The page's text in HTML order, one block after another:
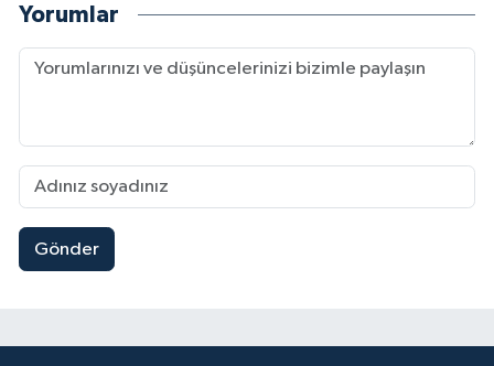
Yorumlar
Gönder